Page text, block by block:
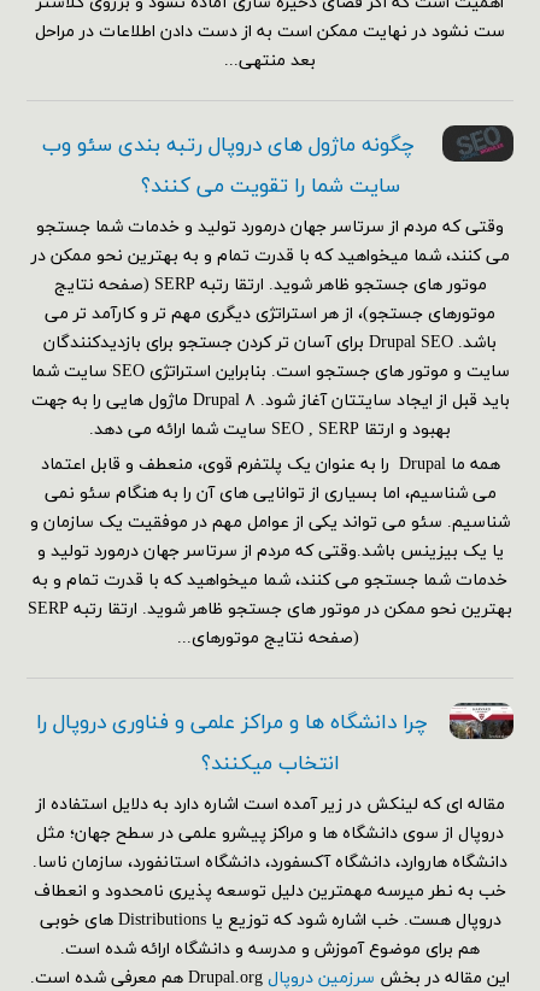
ست نشود در نهایت ممکن است به از دست دادن اطلاعات در مراحل
بعد منتهی...
چگونه ماژول های دروپال رتبه بندی سئو وب
سایت شما را تقویت می کنند؟
وقتی که مردم از سرتاسر جهان درمورد تولید و خدمات شما جستجو
می کنند، شما میخواهید که با قدرت تمام و به بهترین نحو ممکن در
موتور های جستجو ظاهر شوید. ارتقا رتبه SERP (صفحه نتایج
موتورهای جستجو)، از هر استراتژی دیگری مهم تر و کارآمد تر می
باشد. Drupal SEO برای آسان تر کردن جستجو برای بازدیدکنندگان
سایت و موتور های جستجو است. بنابراین استراتژی SEO سایت شما
باید قبل از ایجاد سایتتان آغاز شود. Drupal ۸ ماژول هایی را به جهت
بهبود و ارتقا SEO , SERP سایت شما ارائه می دهد.
همه ما Drupal را به عنوان یک پلتفرم قوی، منعطف و قابل اعتماد
می شناسیم، اما بسیاری از توانایی های آن را به هنگام سئو نمی
شناسیم. سئو می تواند یکی از عوامل مهم در موفقیت یک سازمان و
یا یک بیزینس باشد.وقتی که مردم از سرتاسر جهان درمورد تولید و
خدمات شما جستجو می کنند، شما میخواهید که با قدرت تمام و به
بهترین نحو ممکن در موتور های جستجو ظاهر شوید. ارتقا رتبه SERP
(صفحه نتایج موتورهای...
چرا دانشگاه ها و مراکز علمی و فناوری دروپال را
انتخاب میکنند؟
مقاله ای که لینکش در زیر آمده است اشاره دارد به دلایل استفاده از
دروپال از سوی دانشگاه ها و مراکز پیشرو علمی در سطح جهان؛ مثل
دانشگاه هاروارد، دانشگاه آکسفورد، دانشگاه استانفورد، سازمان ناسا.
خب به نطر میرسه مهمترین دلیل توسعه پذیری نامحدود و انعطاف
دروپال هست. خب اشاره شود که توزیع یا Distributions های خوبی
هم برای موضوع آموزش و مدرسه و دانشگاه ارائه شده است.
این مقاله در بخش سرزمین دروپالDrupal.org هم معرفی شده است.